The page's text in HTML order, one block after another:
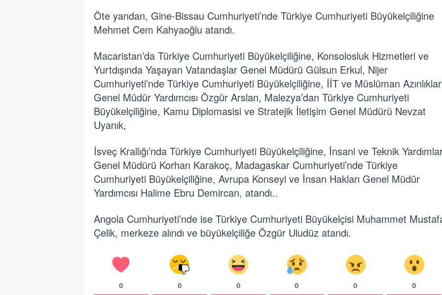
Öte yandan, Gine-Bissau Cumhuriyeti’nde Türkiye Cumhuriyeti Büyükelçiliğine
Mehmet Cem Kahyaoğlu atandı.
Macaristan’da Türkiye Cumhuriyeti Büyükelçiliğine, Konsolosluk Hizmetleri ve
Yurtdışında Yaşayan Vatandaşlar Genel Müdürü Gülsun Erkul, Nijer
Cumhuriyeti’nde Türkiye Cumhuriyeti Büyükelçiliğine, İİT ve Müslüman Azınlıklar
Genel Müdür Yardımcısı Özgür Arslan, Malezya’dan Türkiye Cumhuriyeti
Büyükelçiliğine, Kamu Diplomasisi ve Stratejik İletişim Genel Müdürü Nevzat
Uyanık,
İsveç Krallığı’nda Türkiye Cumhuriyeti Büyükelçiliğine, İnsani ve Teknik
Genel Müdürü Korhan Karakoç, Madagaskar Cumhuriyeti’nde Türkiye
Cumhuriyeti Büyükelçiliğine, Avrupa Konseyi ve İnsan Hakları Genel Müdür
Yardımcısı Halime Ebru Demircan, atandı..
Angola Cumhuriyeti’nde ise Türkiye Cumhuriyeti Büyükelçisi Muhammet
Çelik, merkeze alındı ve büyükelçiliğe Özgür Uludüz atandı.
0 0 0 0 0 0